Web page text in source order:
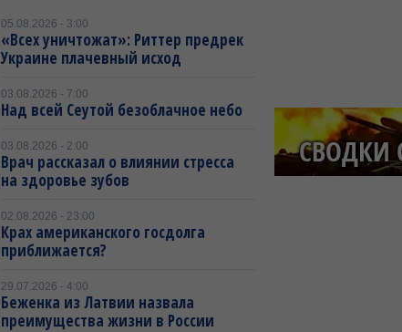
05.08.2026 - 3:00
«Всех уничтожат»: Риттер предрек
Украине плачевный исход
03.08.2026 - 7:00
Над всей Сеутой безоблачное небо
03.08.2026 - 2:00
Врач рассказал о влиянии стресса
на здоровье зубов
02.08.2026 - 23:00
Крах американского госдолга
приближается?
29.07.2026 - 4:00
Беженка из Латвии назвала
преимущества жизни в России